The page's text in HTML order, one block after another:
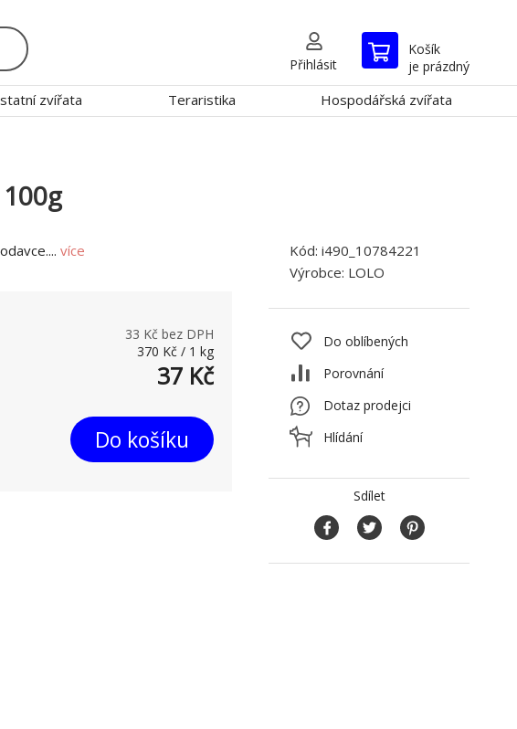
Přihlásit
Košík
je prázdný
zvířata Teraristika Hospodářská zvířata
více
33 Kč bez DPH
370 Kč / 1 kg
37 Kč
Do košíku
Kód: i490_10784221
Výrobce: LOLO
Do oblíbených
Porovnání
Dotaz prodejci
Hlídání
Sdílet